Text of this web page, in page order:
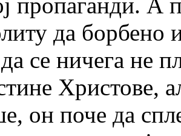
да борбено
се ничега не
Христове,
он поче да